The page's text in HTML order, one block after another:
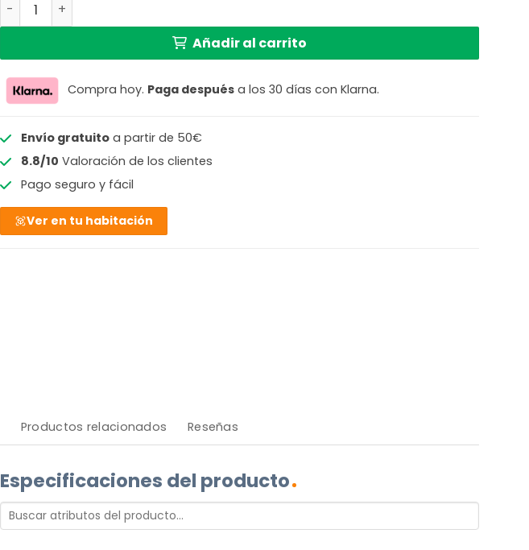
Añadir al carrito
Compra hoy. Paga después a los 30 días con Klarna.
Envío gratuitoa partir de 50€
8.8/10 Valoración de los clientes
Pago seguro y fácil
Ver en tu habitación
Productos relacionados Reseñas
Especificaciones del producto